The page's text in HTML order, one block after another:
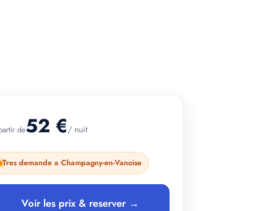
de52 €/ nuit
Tres demande a Champagny-en-Vanoise
Voir les prix & reserver →